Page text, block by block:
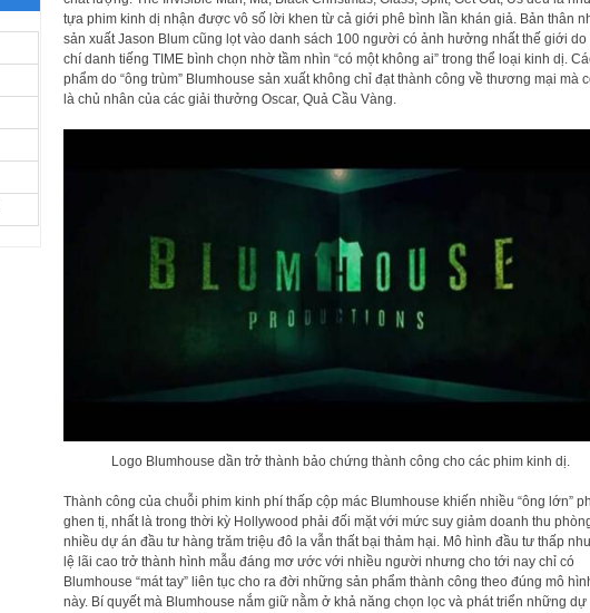
tựa phim kinh dị nhận được vô số lời khen từ cả giới phê bình lần khán giả. Bản thân
sản xuất Jason Blum cũng lọt vào danh sách 100 người có ảnh hưởng nhất thế giới do
chí danh tiếng TIME bình chọn nhờ tầm nhìn “có một không ai” trong thể loại kinh dị.
phẩm do “ông trùm” Blumhouse sản xuất không chỉ đạt thành công về thương mại mà
là chủ nhân của các giải thưởng Oscar, Quả Cầu Vàng.
Logo Blumhouse dần trở thành bảo chứng thành công cho các phim kinh dị.
Thành công của chuỗi phim kinh phí thấp cộp mác Blumhouse khiến nhiều “ông lớn”
ghen tị, nhất là trong thời kỳ Hollywood phải đối mặt với mức suy giảm doanh thu
nhiều dự án đầu tư hàng trăm triệu đô la vẫn thất bại thảm hại. Mô hình đầu tư thấp
lệ lãi cao trở thành hình mẫu đáng mơ ước với nhiều người nhưng cho tới nay chỉ có
Blumhouse “mát tay” liên tục cho ra đời những sản phẩm thành công theo đúng mô
này. Bí quyết mà Blumhouse nắm giữ nằm ở khả năng chọn lọc và phát triển những dự